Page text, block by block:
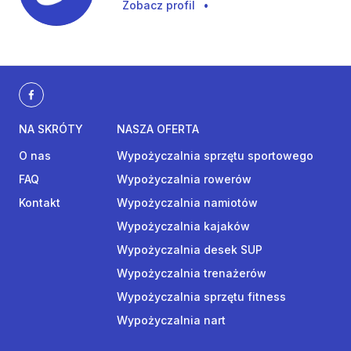
Zobacz profil •
NA SKRÓTY
O nas
FAQ
Kontakt
NASZA OFERTA
Wypożyczalnia sprzętu sportowego
Wypożyczalnia rowerów
Wypożyczalnia namiotów
Wypożyczalnia kajaków
Wypożyczalnia desek SUP
Wypożyczalnia trenażerów
Wypożyczalnia sprzętu fitness
Wypożyczalnia nart